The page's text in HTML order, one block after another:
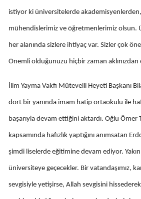
istiyor ki üniversitelerde
mühendislerimiz ve öğretmenlerimiz olsun.
her alanında sizlere ihtiyaç var. Sizler çok
Önemli olduğunuzu hiçbir zaman aklınızdan
İlim Yayma Vakfı Mütevelli Heyeti Başkanı
dört bir yanında imam hatip ortaokulu ile
başarıyla devam ettiğini aktardı. Oğlu
kapsamında hafızlık yaptığını anımsatan
şimdi liselerde eğitimine devam ediyor.
üniversiteye geçecekler. Bir vatandaşımız,
sevgisiyle yetişirse, Allah sevgisini